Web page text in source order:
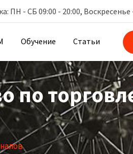
ПН - СБ 09:00 - 20:00, Воскресенье
Обучение Статьи
по